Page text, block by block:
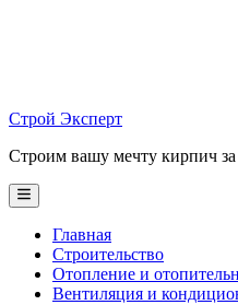
Строй Эксперт
Строим вашу мечту кирпич
Main
Menu
Главная
Строительство
Отопление и
Вентиляция и